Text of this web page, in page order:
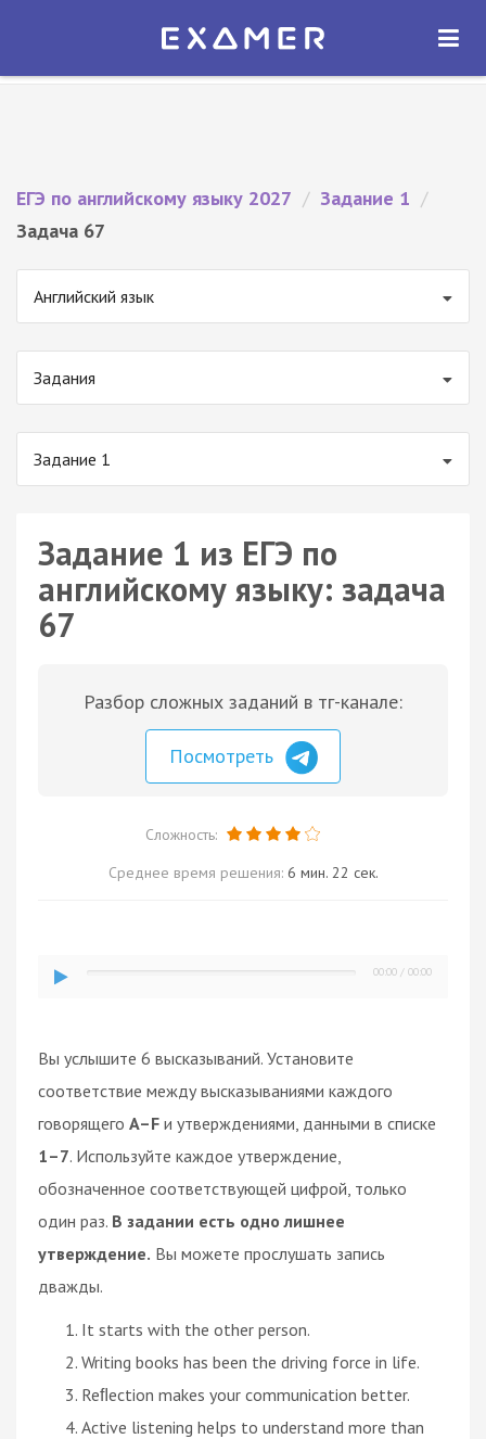
Экзамер — ЕГЭ 2027
ОТКРЫТЬ
ЕГЭ по английскому языку 2027 / Задание 1 /
Задача 67
Английский язык
Задания
Задание 1
Задание 1 из ЕГЭ по
английскому языку: задача
67
Разбор сложных заданий в тг-канале:
Посмотреть
Сложность:
Среднее время решения: 6 мин. 22 сек.
00:00 / 00:00
Вы услышите 6 высказываний. Установите
соответствие между высказываниями каждого
говорящего A–F и утверждениями, данными в списке
1–7. Используйте каждое утверждение,
обозначенное соответствующей цифрой, только
один раз. В задании есть одно лишнее
утверждение. Вы можете прослушать запись
дважды.
It starts with the other person.
Writing books has been the driving force in life.
Reﬂection makes your communication better.
Active listening helps to understand more than